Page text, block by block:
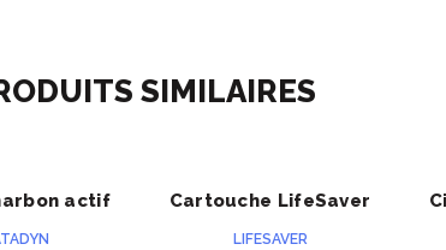
SIMILAIRES
actif ACHETER
Cartouche LifeSaver
LIFESAVER